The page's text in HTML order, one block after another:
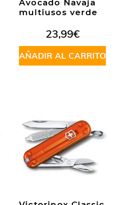
Avocado Navaja
multiusos verde
23,99€
AÑADIR AL CARRITO